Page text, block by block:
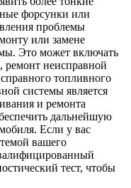
форсунки или
проблемы
или замене
Это может включать
ремонт неисправной
топливного
системы является
и ремонта
дальнейшую
Если у вас
вашего
тест, чтобы